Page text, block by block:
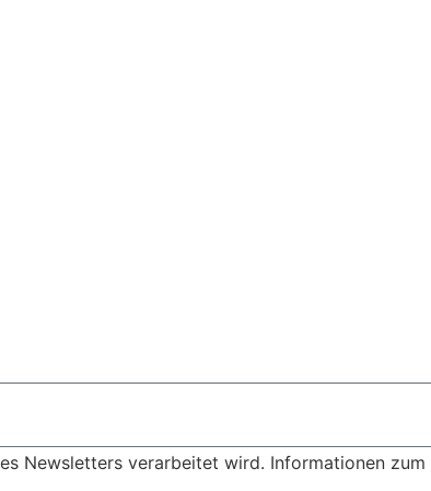
Newsletters verarbeitet wird. Informationen